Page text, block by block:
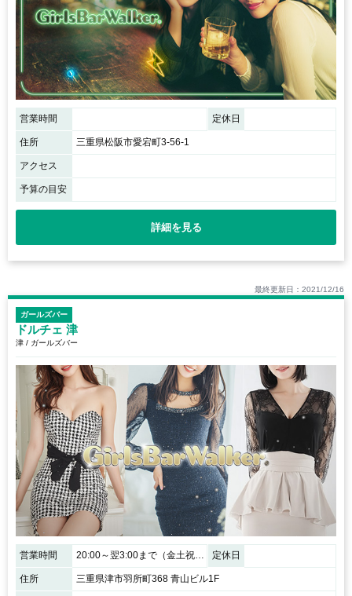
営業時間 定休日
住所 三重県松阪市愛宕町3‐56‐1
アクセス
予算の目安
詳細を見る
最終更新日：2021/12/16
ガールズバー
ドルチェ 津
津 / ガールズバー
営業時間 20:00～翌3:00まで（金土祝前日は翌5:00まで） 定休日
住所 三重県津市羽所町368 青山ビル1F